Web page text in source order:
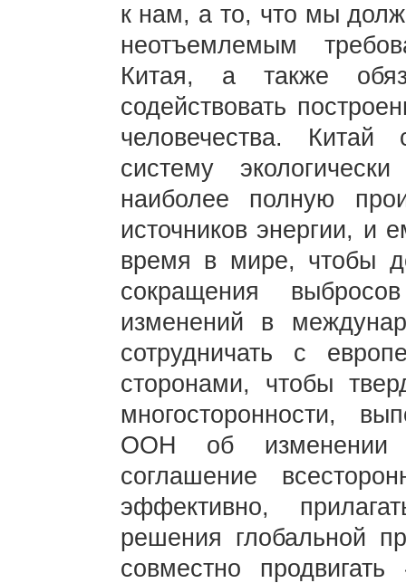
к нам, а то, что мы
неотъемлемым
Китая, а также
содействовать
человечества.
систему
наиболее полную
источников энергии, и
время в мире, чтобы
сокращения
изменений в
сотрудничать с
сторонами, чтобы
многосторонности,
ООН об изменении
соглашение
эффективно,
решения глобальной
совместно